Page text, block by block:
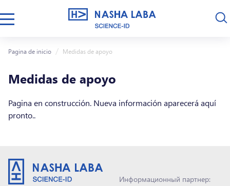
Pagina de inicio Medidas de apoyo
Medidas de apoyo
Pagina en construcción. Nueva información aparecerá aquí
pronto..
Информационный партнер: